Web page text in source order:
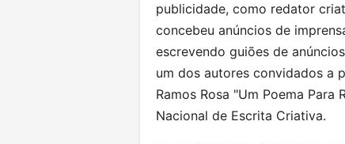
publicidade, como redator
concebeu anúncios de
escrevendo guiões de
um dos autores convidados a
Ramos Rosa "Um Poema Para
Nacional de Escrita Criativa.